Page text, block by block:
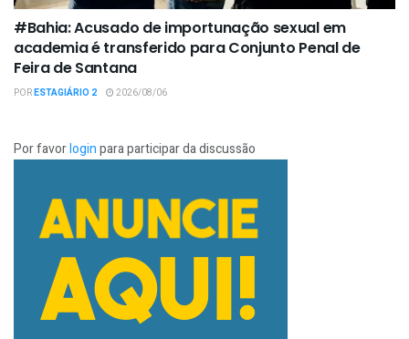
#Bahia: Acusado de importunação sexual em
academia é transferido para Conjunto Penal de
Feira de Santana
PORESTAGIÁRIO 2 2026/08/06
Por favorloginpara participar da discussão